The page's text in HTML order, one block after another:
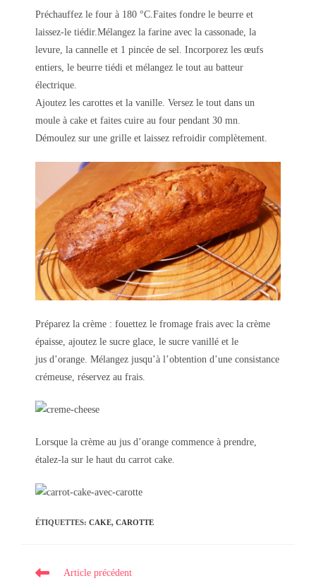
Préchauffez le four à 180 °C.Faites fondre le beurre et
laissez-le tiédir.Mélangez la farine avec la cassonade, la
levure, la cannelle et 1 pincée de sel. Incorporez les œufs
entiers, le beurre tiédi et mélangez le tout au batteur
électrique.
Ajoutez les carottes et la vanille. Versez le tout dans un
moule à cake et faites cuire au four pendant 30 mn.
Démoulez sur une grille et laissez refroidir complètement.
Préparez la crème : fouettez le fromage frais avec la crème
épaisse, ajoutez le sucre glace, le sucre vanillé et le
jus d’orange. Mélangez jusqu’à l’obtention d’une consistance
crémeuse, réservez au frais.
Lorsque la crème au jus d’orange commence à prendre,
étalez-la sur le haut du carrot cake.
ÉTIQUETTES: CAKE, CAROTTE
Read
Article précédent